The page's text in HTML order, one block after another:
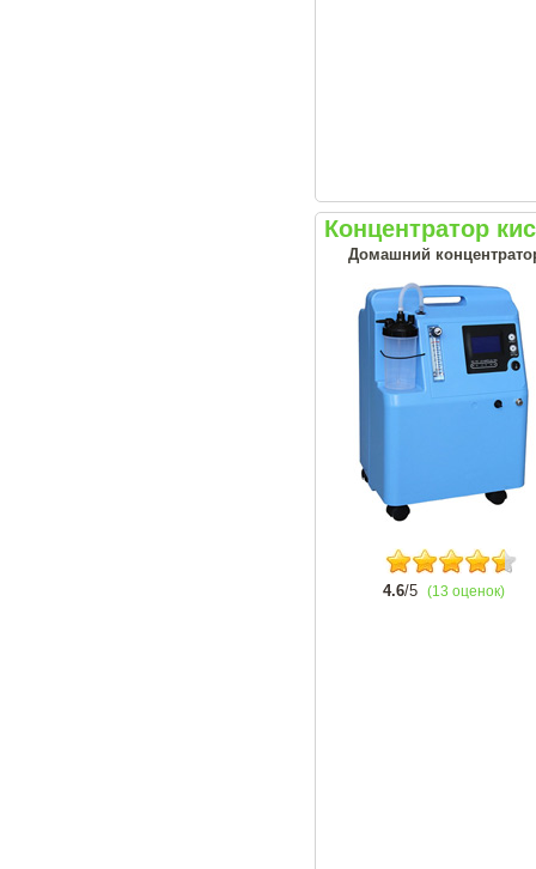
Концентратор
Домашний
4.6/5 (13 оценок)